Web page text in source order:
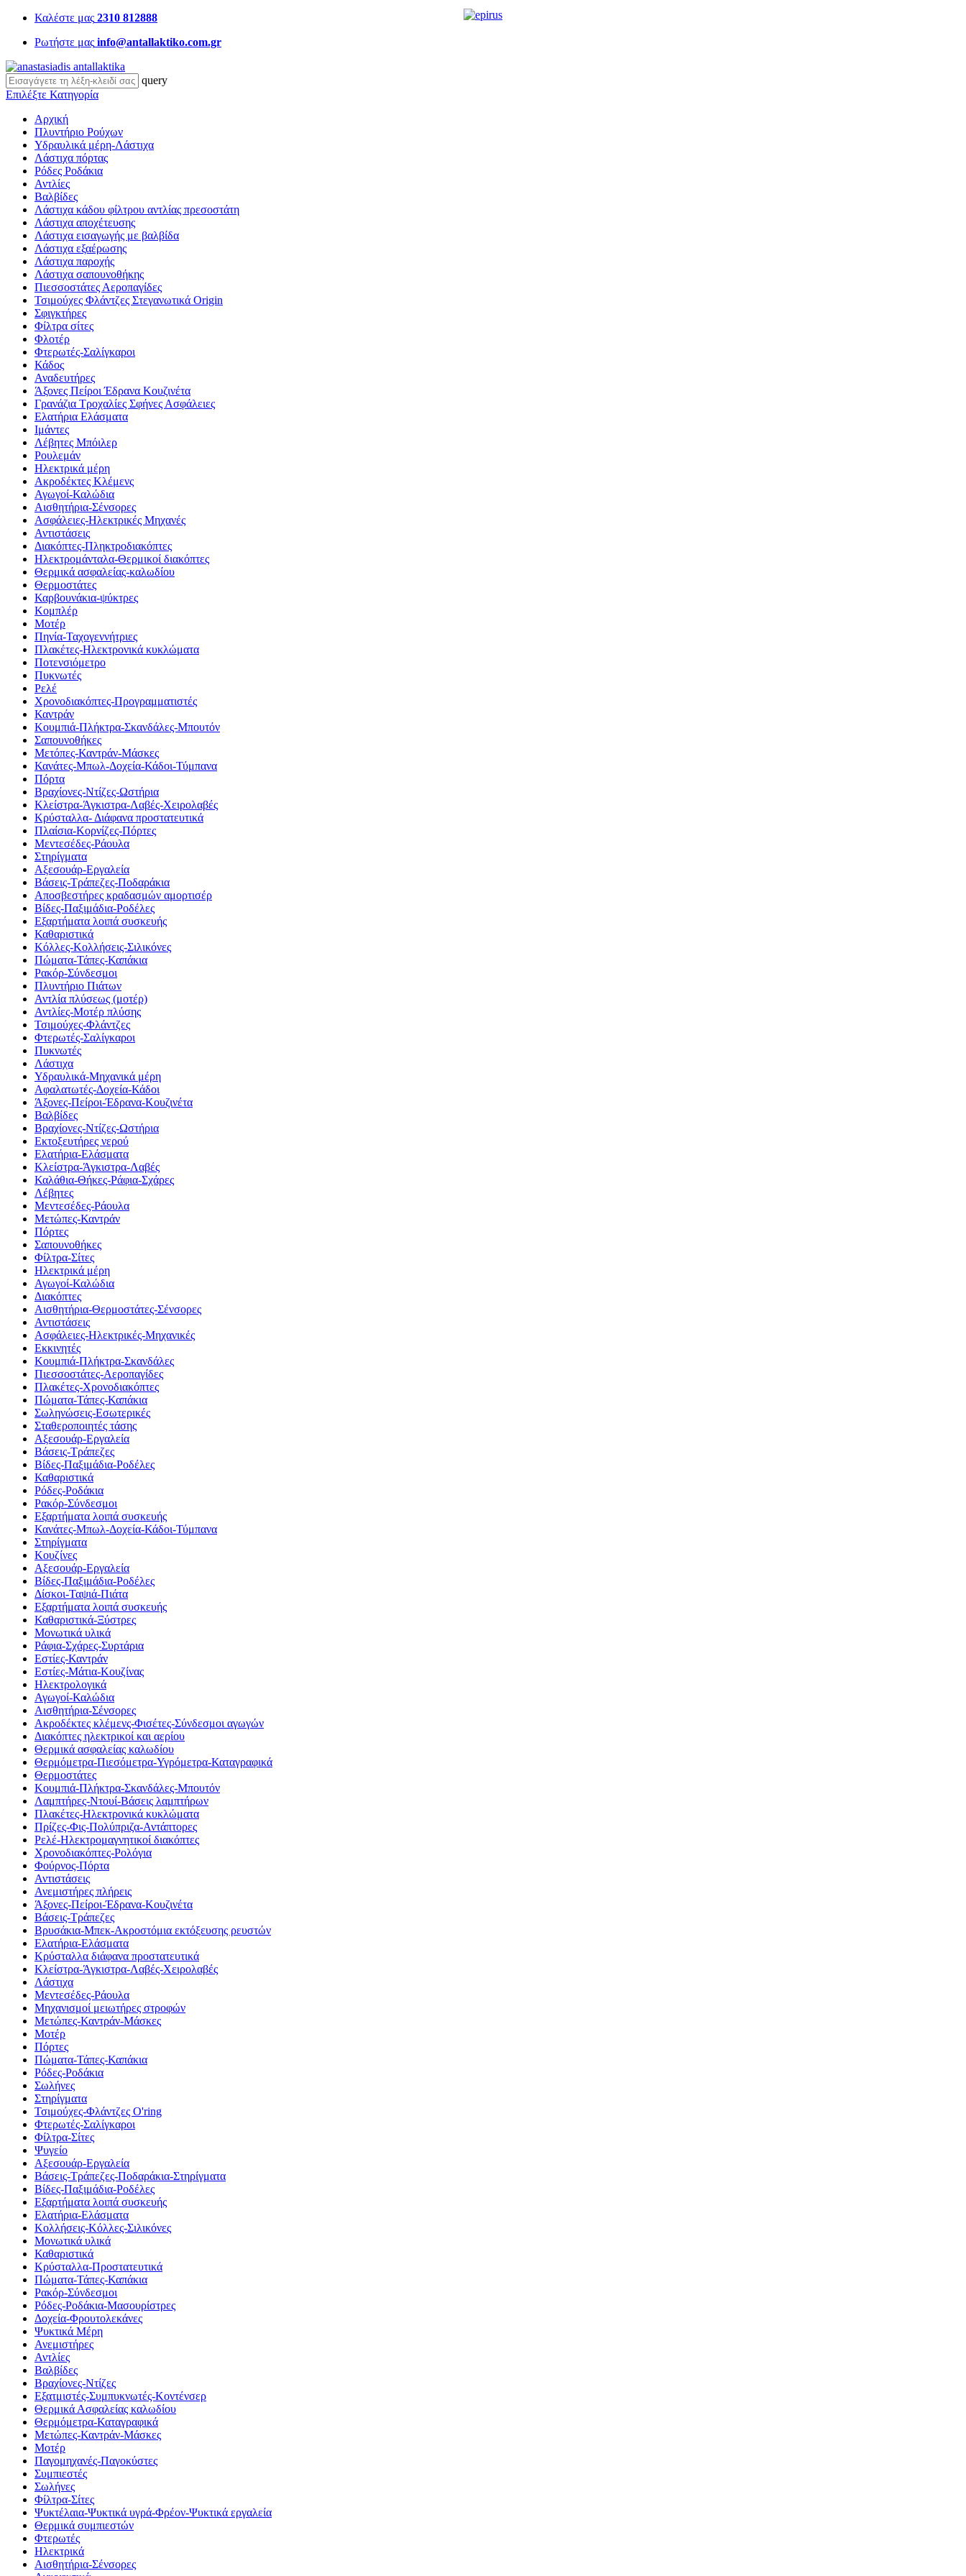
Καλέστε μας 2310 812888
Ρωτήστε μας info@antallaktiko.com.gr
query
Επιλέξτε Κατηγορία
Αρχική
Πλυντήριο Ρούχων
Υδραυλικά μέρη-Λάστιχα
Λάστιχα πόρτας
Ρόδες Ροδάκια
Αντλίες
Βαλβίδες
Λάστιχα κάδου φίλτρου αντλίας πρεσοστάτη
Λάστιχα αποχέτευσης
Λάστιχα εισαγωγής με βαλβίδα
Λάστιχα εξαέρωσης
Λάστιχα παροχής
Λάστιχα σαπουνοθήκης
Πιεσσοστάτες Αεροπαγίδες
Τσιμούχες Φλάντζες Στεγανωτικά Origin
Σφιγκτήρες
Φίλτρα σίτες
Φλοτέρ
Φτερωτές-Σαλίγκαροι
Κάδος
Αναδευτήρες
Άξονες Πείροι Έδρανα Κουζινέτα
Γρανάζια Τροχαλίες Σφήνες Ασφάλειες
Ελατήρια Ελάσματα
Ιμάντες
Λέβητες Μπόιλερ
Ρουλεμάν
Ηλεκτρικά μέρη
Ακροδέκτες Κλέμενς
Αγωγοί-Καλώδια
Αισθητήρια-Σένσορες
Ασφάλειες-Ηλεκτρικές Μηχανές
Αντιστάσεις
Διακόπτες-Πληκτροδιακόπτες
Ηλεκτρομάνταλα-Θερμικοί διακόπτες
Θερμικά ασφαλείας-καλωδίου
Θερμοστάτες
Καρβουνάκια-ψύκτρες
Κομπλέρ
Μοτέρ
Πηνία-Ταχογεννήτριες
Πλακέτες-Ηλεκτρονικά κυκλώματα
Ποτενσιόμετρο
Πυκνωτές
Ρελέ
Χρονοδιακόπτες-Προγραμματιστές
Καντράν
Κουμπιά-Πλήκτρα-Σκανδάλες-Μπουτόν
Σαπουνοθήκες
Μετόπες-Καντράν-Μάσκες
Κανάτες-Μπωλ-Δοχεία-Κάδοι-Τύμπανα
Πόρτα
Βραχίονες-Ντίζες-Ωστήρια
Κλείστρα-Άγκιστρα-Λαβές-Χειρολαβές
Κρύσταλλα- Διάφανα προστατευτικά
Πλαίσια-Κορνίζες-Πόρτες
Μεντεσέδες-Ράουλα
Στηρίγματα
Αξεσουάρ-Εργαλεία
Βάσεις-Τράπεζες-Ποδαράκια
Αποσβεστήρες κραδασμών αμορτισέρ
Βίδες-Παξιμάδια-Ροδέλες
Εξαρτήματα λοιπά συσκευής
Καθαριστικά
Κόλλες-Κολλήσεις-Σιλικόνες
Πώματα-Τάπες-Καπάκια
Ρακόρ-Σύνδεσμοι
Πλυντήριο Πιάτων
Αντλία πλύσεως (μοτέρ)
Αντλίες-Μοτέρ πλύσης
Τσιμούχες-Φλάντζες
Φτερωτές-Σαλίγκαροι
Πυκνωτές
Λάστιχα
Υδραυλικά-Mηχανικά μέρη
Αφαλατωτές-Δοχεία-Κάδοι
Άξονες-Πείροι-Έδρανα-Κουζινέτα
Βαλβίδες
Βραχίονες-Ντίζες-Ωστήρια
Εκτοξευτήρες νερού
Ελατήρια-Ελάσματα
Κλείστρα-Άγκιστρα-Λαβές
Καλάθια-Θήκες-Ράφια-Σχάρες
Λέβητες
Μεντεσέδες-Ράουλα
Μετώπες-Καντράν
Πόρτες
Σαπουνοθήκες
Φίλτρα-Σίτες
Ηλεκτρικά μέρη
Αγωγοί-Καλώδια
Διακόπτες
Αισθητήρια-Θερμοστάτες-Σένσορες
Αντιστάσεις
Ασφάλειες-Ηλεκτρικές-Μηχανικές
Εκκινητές
Κουμπιά-Πλήκτρα-Σκανδάλες
Πιεσσοστάτες-Αεροπαγίδες
Πλακέτες-Χρονοδιακόπτες
Πώματα-Τάπες-Καπάκια
Σωληνώσεις-Εσωτερικές
Σταθεροποιητές τάσης
Αξεσουάρ-Εργαλεία
Βάσεις-Τράπεζες
Βίδες-Παξιμάδια-Ροδέλες
Καθαριστικά
Ρόδες-Ροδάκια
Ρακόρ-Σύνδεσμοι
Εξαρτήματα λοιπά συσκευής
Κανάτες-Μπωλ-Δοχεία-Κάδοι-Τύμπανα
Στηρίγματα
Κουζίνες
Αξεσουάρ-Εργαλεία
Βίδες-Παξιμάδια-Ροδέλες
Δίσκοι-Ταψιά-Πιάτα
Εξαρτήματα λοιπά συσκευής
Καθαριστικά-Ξύστρες
Μονωτικά υλικά
Ράφια-Σχάρες-Συρτάρια
Εστίες-Καντράν
Εστίες-Μάτια-Κουζίνας
Ηλεκτρολογικά
Αγωγοί-Καλώδια
Αισθητήρια-Σένσορες
Ακροδέκτες κλέμενς-Φισέτες-Σύνδεσμοι αγωγών
Διακόπτες ηλεκτρικοί και αερίου
Θερμικά ασφαλείας καλωδίου
Θερμόμετρα-Πιεσόμετρα-Υγρόμετρα-Καταγραφικά
Θερμοστάτες
Κουμπιά-Πλήκτρα-Σκανδάλες-Μπουτόν
Λαμπτήρες-Ντουί-Βάσεις λαμπτήρων
Πλακέτες-Ηλεκτρονικά κυκλώματα
Πρίζες-Φις-Πολύπριζα-Αντάπτορες
Ρελέ-Ηλεκτρομαγνητικοί διακόπτες
Χρονοδιακόπτες-Ρολόγια
Φούρνος-Πόρτα
Αντιστάσεις
Ανεμιστήρες πλήρεις
Άξονες-Πείροι-Έδρανα-Κουζινέτα
Βάσεις-Τράπεζες
Βρυσάκια-Μπεκ-Ακροστόμια εκτόξευσης ρευστών
Ελατήρια-Ελάσματα
Κρύσταλλα διάφανα προστατευτικά
Κλείστρα-Άγκιστρα-Λαβές-Χειρολαβές
Λάστιχα
Μεντεσέδες-Ράουλα
Μηχανισμοί μειωτήρες στροφών
Μετώπες-Καντράν-Μάσκες
Μοτέρ
Πόρτες
Πώματα-Τάπες-Καπάκια
Ρόδες-Ροδάκια
Σωλήνες
Στηρίγματα
Τσιμούχες-Φλάντζες O'ring
Φτερωτές-Σαλίγκαροι
Φίλτρα-Σίτες
Ψυγείο
Αξεσουάρ-Εργαλεία
Βάσεις-Τράπεζες-Ποδαράκια-Στηρίγματα
Βίδες-Παξιμάδια-Ροδέλες
Εξαρτήματα λοιπά συσκευής
Ελατήρια-Ελάσματα
Κολλήσεις-Κόλλες-Σιλικόνες
Μονωτικά υλικά
Καθαριστικά
Κρύσταλλα-Προστατευτικά
Πώματα-Τάπες-Καπάκια
Ρακόρ-Σύνδεσμοι
Ρόδες-Ροδάκια-Μασουρίστρες
Δοχεία-Φρουτολεκάνες
Ψυκτικά Μέρη
Ανεμιστήρες
Αντλίες
Βαλβίδες
Βραχίονες-Ντίζες
Εξατμιστές-Συμπυκνωτές-Κοντένσερ
Θερμικά Ασφαλείας καλωδίου
Θερμόμετρα-Καταγραφικά
Μετώπες-Καντράν-Μάσκες
Μοτέρ
Παγομηχανές-Παγοκύστες
Συμπιεστές
Σωλήνες
Φίλτρα-Σίτες
Ψυκτέλαια-Ψυκτικά υγρά-Φρέον-Ψυκτικά εργαλεία
Θερμικά συμπιεστών
Φτερωτές
Ηλεκτρικά
Αισθητήρια-Σένσορες